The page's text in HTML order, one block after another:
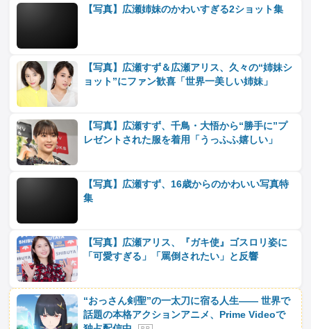
【写真】広瀬姉妹のかわいすぎる2ショット集
【写真】広瀬すず＆広瀬アリス、久々の“姉妹シ
ョット”にファン歓喜「世界一美しい姉妹」
【写真】広瀬すず、千鳥・大悟から“勝手に”プ
レゼントされた服を着用「うっふふ嬉しい」
【写真】広瀬すず、16歳からのかわいい写真特
集
【写真】広瀬アリス、『ガキ使』ゴスロリ姿に
「可愛すぎる」「罵倒されたい」と反響
“おっさん剣聖”の一太刀に宿る人生―― 世界で
話題の本格アクションアニメ、Prime Videoで